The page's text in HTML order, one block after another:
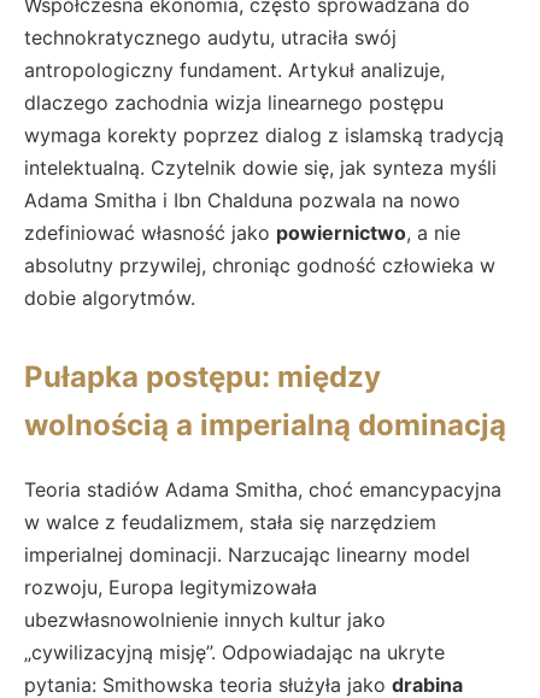
technokratycznego audytu, utraciła swój
antropologiczny fundament. Artykuł analizuje,
dlaczego zachodnia wizja linearnego postępu
wymaga korekty poprzez dialog z islamską tradycją
intelektualną. Czytelnik dowie się, jak synteza myśli
Adama Smitha i Ibn Chalduna pozwala na nowo
zdefiniować własność jako powiernictwo, a nie
absolutny przywilej, chroniąc godność człowieka w
dobie algorytmów.
Pułapka postępu: między
wolnością a imperialną dominacją
Teoria stadiów Adama Smitha, choć emancypacyjna
w walce z feudalizmem, stała się narzędziem
imperialnej dominacji. Narzucając linearny model
rozwoju, Europa legitymizowała
ubezwłasnowolnienie innych kultur jako
„cywilizacyjną misję”. Odpowiadając na ukryte
pytania: Smithowska teoria służyła jako drabina